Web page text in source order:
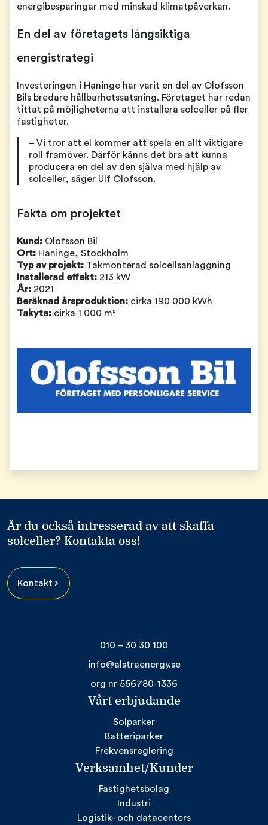
energibesparingar med minskad klimatpåverkan.
En del av företagets långsiktiga
energistrategi
Investeringen i Haninge har varit en del av Olofsson
Bils bredare hållbarhetssatsning. Företaget har redan
tittat på möjligheterna att installera solceller på fler
fastigheter.
– Vi tror att el kommer att spela en allt viktigare
roll framöver. Därför känns det bra att kunna
producera en del av den själva med hjälp av
solceller, säger Ulf Olofsson.
Fakta om projektet
Kund: Olofsson Bil
Ort: Haninge, Stockholm
Typ av projekt: Takmonterad solcellsanläggning
Installerad effekt: 213 kW
År: 2021
Beräknad årsproduktion: cirka 190 000 kWh
Takyta: cirka 1 000 m²
Är du också intresserad av att skaffa
solceller? Kontakta oss!
Kontakt
010 – 30 30 100
info@alstraenergy.se
org nr 556780-1336
Vårt erbjudande
Solparker
Batteriparker
Frekvensreglering
Verksamhet/Kunder
Fastighetsbolag
Industri
Logistik- och datacenters